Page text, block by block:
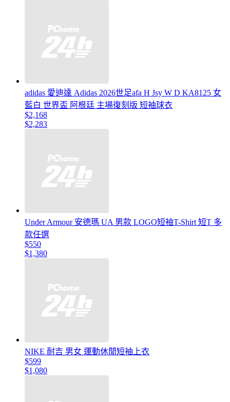
adidas 愛迪達 Adidas 2026世足afa H Jsy W D KA8125 女
藍白 世界盃 阿根廷 主場復刻版 短袖球衣
$2,168
$2,283
Under Armour 安德瑪 UA 男款 LOGO短袖T-Shirt 短T 多
款任選
$550
$1,380
NIKE 耐吉 男女 運動休閒短袖上衣
$599
$1,080